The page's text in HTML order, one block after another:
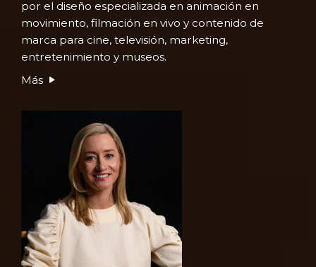
por el diseño especializada en animación en
movimiento, filmación en vivo y contenido de
marca para cine, televisión, marketing,
entretenimiento y museos.
Más